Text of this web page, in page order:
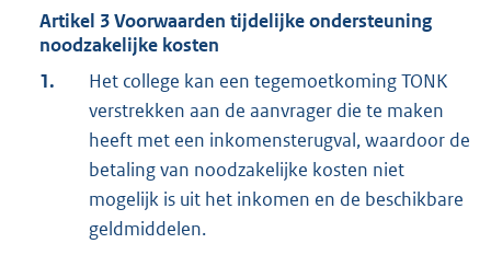
Artikel 3 Voorwaarden tijdelijke ondersteuning
noodzakelijke kosten
1.
Het college kan een tegemoetkoming TONK
verstrekken aan de aanvrager die te maken
heeft met een inkomensterugval, waardoor de
betaling van noodzakelijke kosten niet
mogelijk is uit het inkomen en de beschikbare
geldmiddelen.